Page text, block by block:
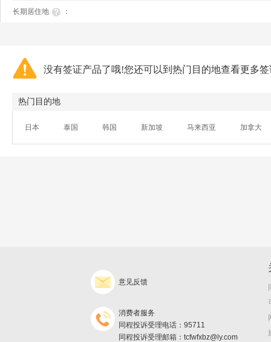
长期居住地 ：
没有签证产品了哦!您还可以到热门目的地查看更多
热门目的地
日本 泰国 韩国 新加坡 马来西亚 加拿大
意见反馈
消费者服务
同程投诉受理电话：95711
同程投诉受理邮箱：tcfwfxbz@ly.com